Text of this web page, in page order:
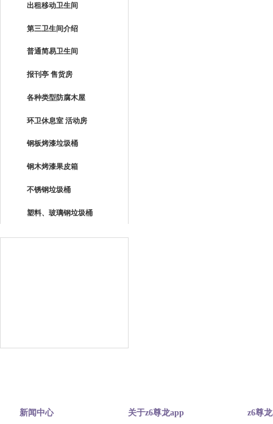
出租移动卫生间
第三卫生间介绍
普通简易卫生间
报刊亭 售货房
各种类型防腐木屋
环卫休息室 活动房
钢板烤漆垃圾桶
钢木烤漆果皮箱
不锈钢垃圾桶
塑料、玻璃钢垃圾桶
新闻中心 关于z6尊龙app z6尊